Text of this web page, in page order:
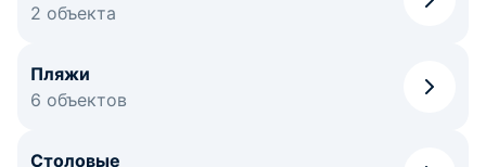
2 объекта
Пляжи
6 объектов
Столовые